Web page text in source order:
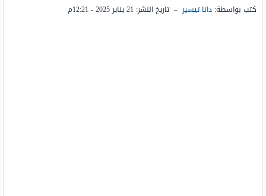
كتب بواسطة: دانا تيسير – تاريخ النشر: 21 يناير 2025 - 12:21م